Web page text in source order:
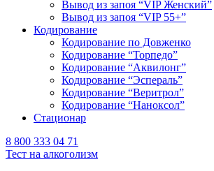
Вывод из запоя “VIP Женский”
Вывод из запоя “VIP 55+”
Кодирование
Кодирование по Довженко
Кодирование “Торпедо”
Кодирование “Аквилонг”
Кодирование “Эспераль”
Кодирование “Веритрол”
Кодирование “Наноксол”
Стационар
8 800 333 04 71
Тест на алкоголизм